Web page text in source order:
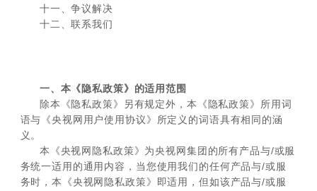
十一、争议解决
十二、联系我们
一、本《隐私政策》的适用范围
除本《隐私政策》另有规定外，本《隐私政策》所用词
语与《央视网用户使用协议》所定义的词语具有相同的涵
义。
本《央视网隐私政策》为央视网集团的所有产品与/或服
务统一适用的通用内容，当您使用我们的任何产品与/或服
务时，本《央视网隐私政策》即适用，但如该产品与/或服